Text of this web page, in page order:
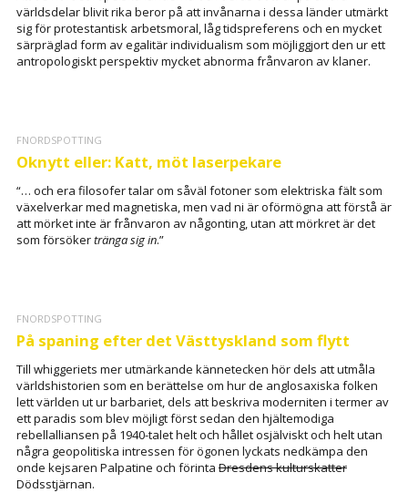
världsdelar blivit rika beror på att invånarna i dessa länder utmärkt
sig för protestantisk arbetsmoral, låg tidspreferens och en mycket
särpräglad form av egalitär individualism som möjliggjort den ur ett
antropologiskt perspektiv mycket abnorma frånvaron av klaner.
FNORDSPOTTING
Oknytt eller: Katt, möt laserpekare
“… och era filosofer talar om såväl fotoner som elektriska fält som
växelverkar med magnetiska, men vad ni är oförmögna att förstå är
att mörket inte är frånvaron av någonting, utan att mörkret är det
som försökertränga sig in.”
FNORDSPOTTING
På spaning efter det Västtyskland som flytt
Till whiggeriets mer utmärkande kännetecken hör dels att utmåla
världshistorien som en berättelse om hur de anglosaxiska folken
lett världen ut ur barbariet, dels att beskriva moderniten i termer av
ett paradis som blev möjligt först sedan den hjältemodiga
rebellalliansen på 1940-talet helt och hållet osjälviskt och helt utan
några geopolitiska intressen för ögonen lyckats nedkämpa den
onde kejsaren Palpatine och förinta Dresdens kulturskatter
Dödsstjärnan.